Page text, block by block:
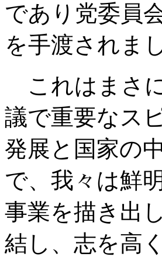
であり党委員
を手渡されま
これはまさ
議で重要なス
発展と国家の
で、我々は鮮
事業を描き出
結し、志を高